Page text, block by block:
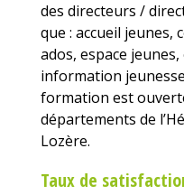
des directeurs /
que : accueil jeunes,
ados, espace
information jeunesse
formation est
départements de
Lozère.
Taux de